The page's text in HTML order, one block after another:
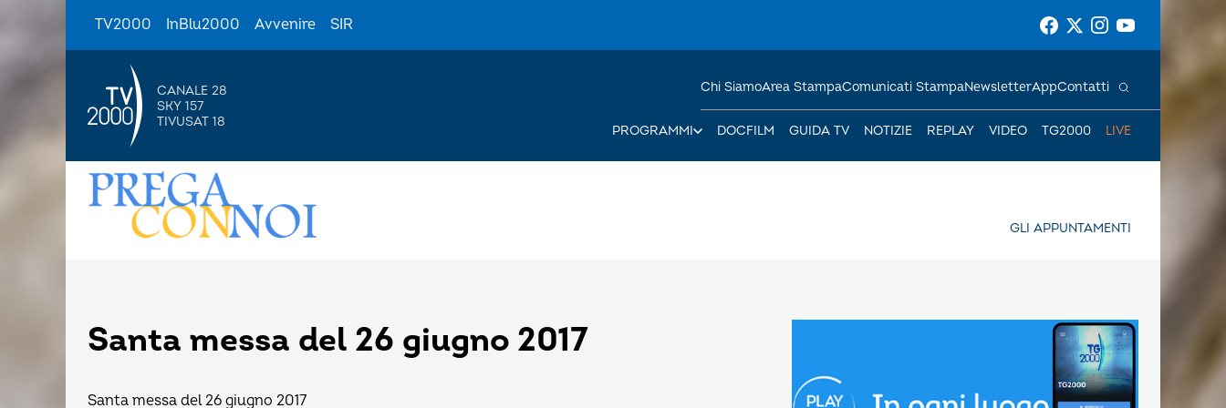
TV2000 InBlu2000 Avvenire SIR
CANALE 28
SKY 157
TIVUSAT 18
PROGRAMMI DOCFILM GUIDA TV NOTIZIE REPLAY VIDEO TG2000 LIVE
Chi SiamoArea StampaComunicati StampaNewsletterAppContatti
GLI APPUNTAMENTI
Santa messa del 26 giugno 2017
Santa messa del 26 giugno 2017